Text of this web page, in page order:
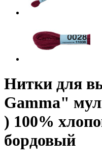
Нитки для
Gamma"
) 100%
бордовый